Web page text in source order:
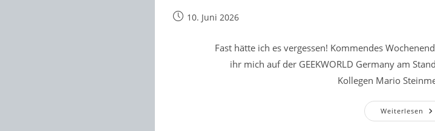
Beitrag10. Juni 2026
Fast hätte ich es vergessen! Kommendes
ihr mich auf der GEEKWORLD Germany am
Kollegen Mario
Weiterlesen Auf